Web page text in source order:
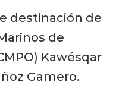
destinación de
de
Kawésqar
Gamero.